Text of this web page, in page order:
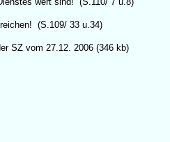
(S.109/ 33 u.34)
SZ vom 27.12. 2006 (346 kb)